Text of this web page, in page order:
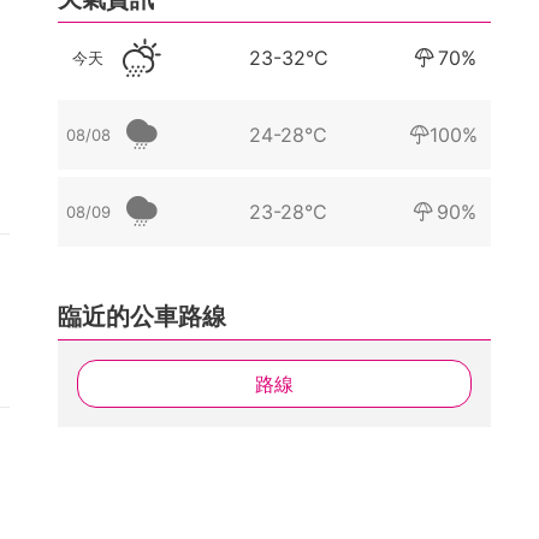
今天 23-32°C 70%
08/08 24-28°C 100%
08/09 23-28°C 90%
臨近的公車路線
路線